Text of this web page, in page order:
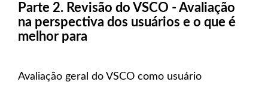
Parte 2. Revisão do VSCO - Avaliação
na perspectiva dos usuários e o que é
melhor para
Avaliação geral do VSCO como usuário